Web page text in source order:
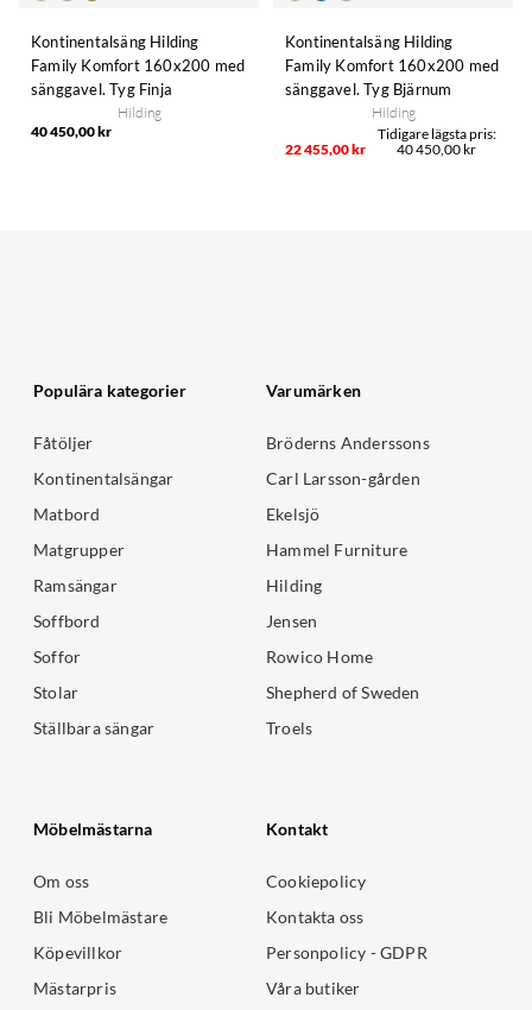
Kontinentalsäng Hilding
Family Komfort 160x200 med
sänggavel. Tyg Finja
Hilding
40 450,00 kr
Kontinentalsäng Hilding
Family Komfort 160x200 med
sänggavel. Tyg Bjärnum
Hilding
22 455,00 kr 40 450,00 kr
Populära kategorier
Fåtöljer
Kontinentalsängar
Matbord
Matgrupper
Ramsängar
Soffbord
Soffor
Stolar
Ställbara sängar
Varumärken
Bröderns Anderssons
Carl Larsson-gården
Ekelsjö
Hammel Furniture
Hilding
Jensen
Rowico Home
Shepherd of Sweden
Troels
Möbelmästarna
Om oss
Bli Möbelmästare
Köpevillkor
Mästarpris
Kontakt
Cookiepolicy
Kontakta oss
Personpolicy - GDPR
Våra butiker